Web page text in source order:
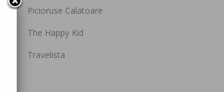
Picioruse Calatoare
The Happy Kid
Travelista